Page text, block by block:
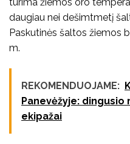
daugiau nei dešimtmetį
Paskutinės šaltos žiemos
m.
REKOMENDUOJAME:
Panevėžyje:
ekipažai